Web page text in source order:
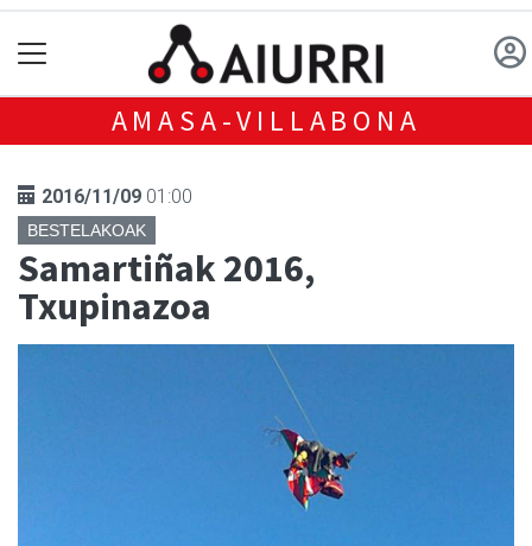
AMASA-VILLABONA
2016/11/09 01:00
BESTELAKOAK
Samartiñak 2016,
Txupinazoa